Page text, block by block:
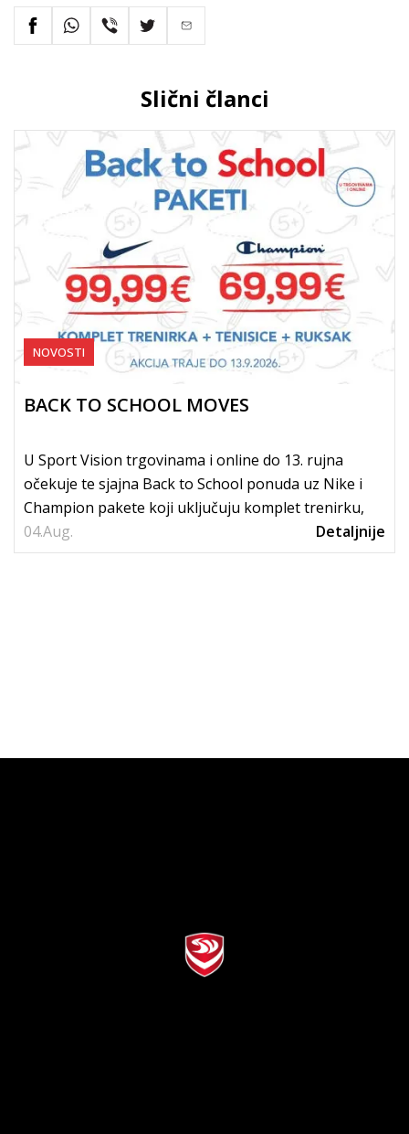
Slični članci
04.Aug.
NOVOSTI
BACK TO SCHOOL MOVES
U Sport Vision trgovinama i online do 13. rujna
očekuje te sjajna Back to School ponuda uz Nike i
Champion pakete koji uključuju komplet trenirku,
tenisice i...
Detaljnije